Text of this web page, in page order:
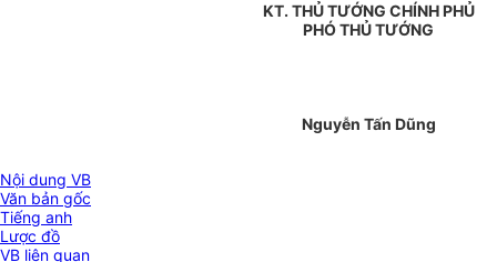
KT. THỦ TƯỚNG CHÍNH PHỦ
PHÓ THỦ TƯỚNG
Nguyễn Tấn Dũng
Nội dung VB
Văn bản gốc
Tiếng anh
Lược đồ
VB liên quan